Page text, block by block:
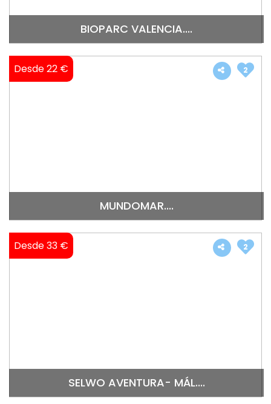
BIOPARC VALENCIA....
Desde 22 €
MUNDOMAR....
2
Desde 33 €
SELWO AVENTURA- MÁL....
2